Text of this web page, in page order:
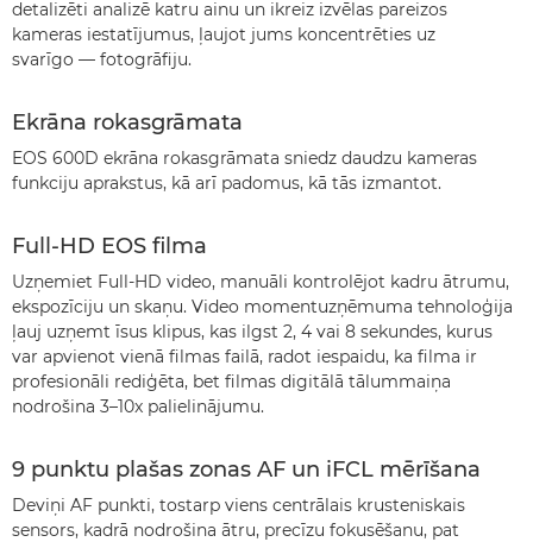
detalizēti analizē katru ainu un ikreiz izvēlas pareizos
kameras iestatījumus, ļaujot jums koncentrēties uz
svarīgo — fotogrāfiju.
Ekrāna rokasgrāmata
EOS 600D ekrāna rokasgrāmata sniedz daudzu kameras
funkciju aprakstus, kā arī padomus, kā tās izmantot.
Full-HD EOS filma
Uzņemiet Full-HD video, manuāli kontrolējot kadru ātrumu,
ekspozīciju un skaņu. Video momentuzņēmuma tehnoloģija
ļauj uzņemt īsus klipus, kas ilgst 2, 4 vai 8 sekundes, kurus
var apvienot vienā filmas failā, radot iespaidu, ka filma ir
profesionāli rediģēta, bet filmas digitālā tālummaiņa
nodrošina 3–10x palielinājumu.
9 punktu plašas zonas AF un iFCL mērīšana
Deviņi AF punkti, tostarp viens centrālais krusteniskais
sensors, kadrā nodrošina ātru, precīzu fokusēšanu, pat